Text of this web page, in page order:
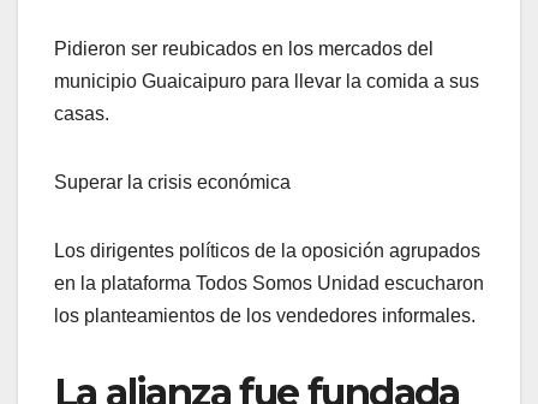
Pidieron ser reubicados en los mercados del
municipio Guaicaipuro para llevar la comida a sus
casas.
Superar la crisis económica
Los dirigentes políticos de la oposición agrupados
en la plataforma Todos Somos Unidad escucharon
los planteamientos de los vendedores informales.
La alianza fue fundada